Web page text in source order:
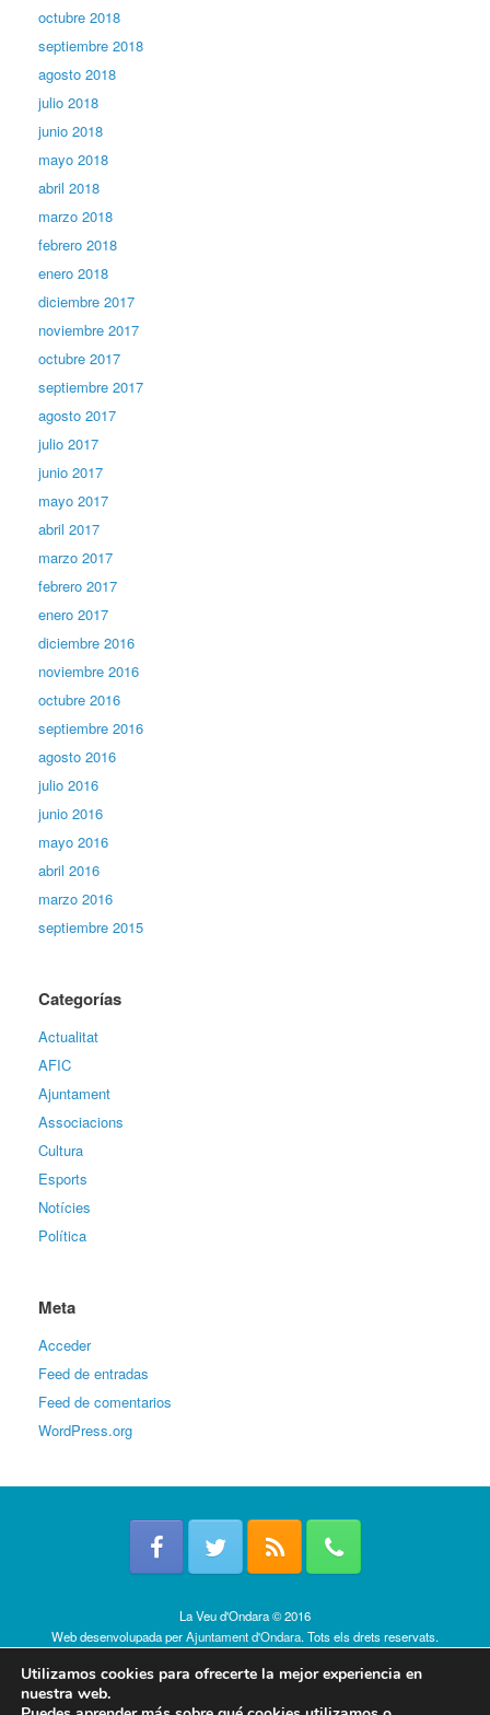
octubre 2018
septiembre 2018
agosto 2018
julio 2018
junio 2018
mayo 2018
abril 2018
marzo 2018
febrero 2018
enero 2018
diciembre 2017
noviembre 2017
octubre 2017
septiembre 2017
agosto 2017
julio 2017
junio 2017
mayo 2017
abril 2017
marzo 2017
febrero 2017
enero 2017
diciembre 2016
noviembre 2016
octubre 2016
septiembre 2016
agosto 2016
julio 2016
junio 2016
mayo 2016
abril 2016
marzo 2016
septiembre 2015
Categorías
Actualitat
AFIC
Ajuntament
Associacions
Cultura
Esports
Notícies
Política
Meta
Acceder
Feed de entradas
Feed de comentarios
WordPress.org
La Veu d'Ondara © 2016
Web desenvolupada perAjuntament d'Ondara. Tots els drets reservats.
Utilizamos cookies para ofrecerte la mejor experiencia en
nuestra web.